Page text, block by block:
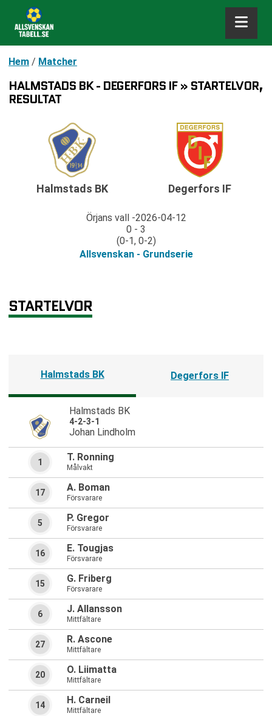
Hem / Matcher
HALMSTADS BK - DEGERFORS IF » STARTELVOR,
RESULTAT
Halmstads BK
Örjans vall
2026-04-12
0 - 3
(0-1, 0-2)
Allsvenskan - Grundserie
Degerfors IF
STARTELVOR
Halmstads BK Degerfors IF
Halmstads BK
4-2-3-1
Johan Lindholm
T. Ronning
Målvakt
1
A. Boman
Försvarare
17
P. Gregor
Försvarare
5
E. Tougjas
Försvarare
16
G. Friberg
Försvarare
15
J. Allansson
Mittfältare
6
R. Ascone
Mittfältare
27
O. Liimatta
Mittfältare
20
H. Carneil
Mittfältare
14